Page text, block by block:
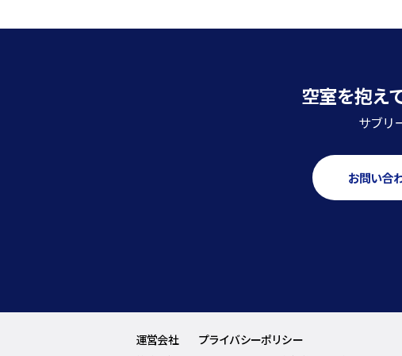
空室を抱え
サブリ
お問い合
運営会社 プライバシーポリシー